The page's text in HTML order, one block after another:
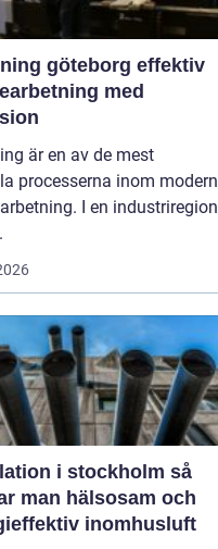
göteborg effektiv
med
är en av de mest
processerna inom modern
I en industriregion
i stockholm så
man hälsosam och
inomhusluft